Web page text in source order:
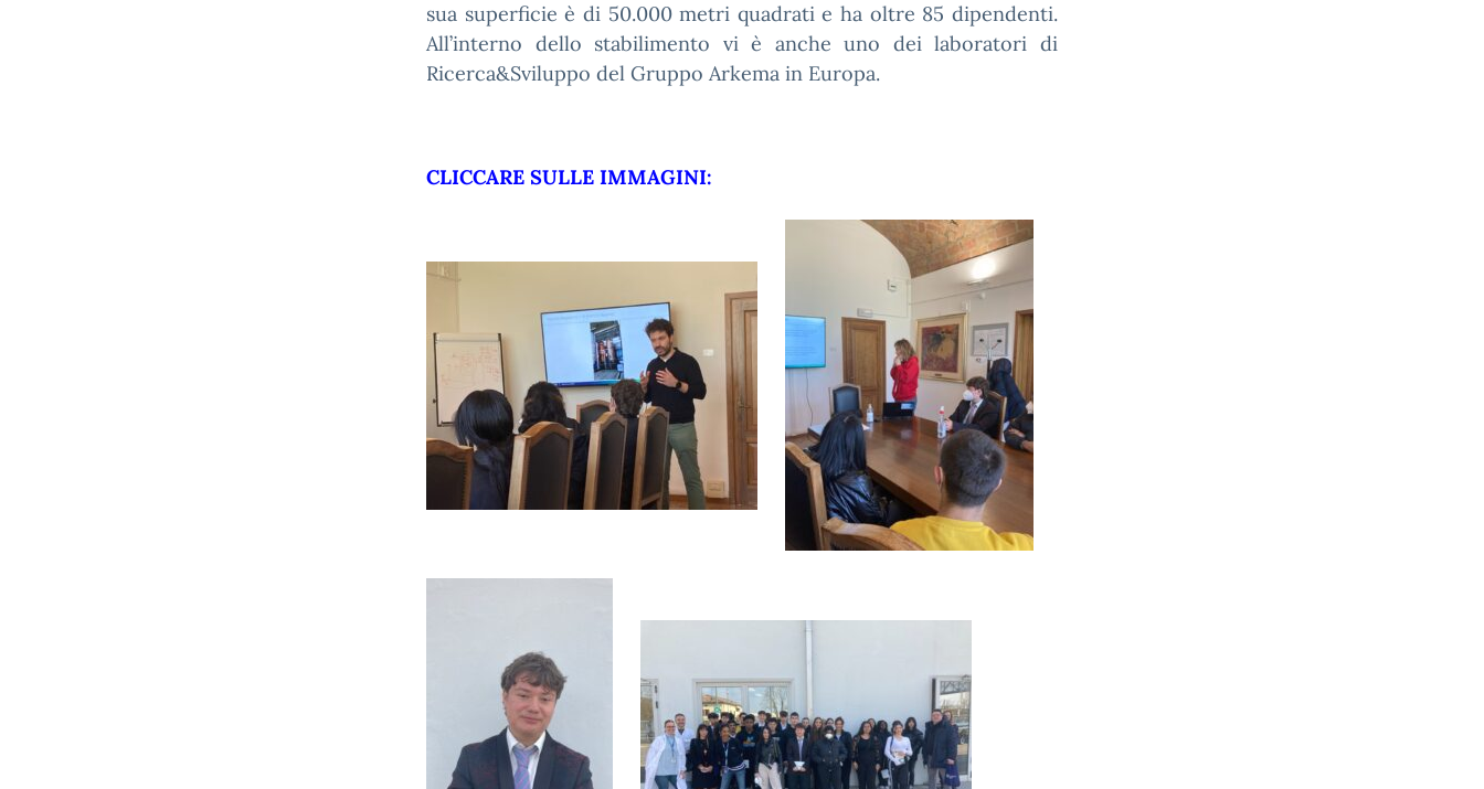
sua superficie è di 50.000 metri quadrati e ha oltre 85 dipendenti.
All’interno dello stabilimento vi è anche uno dei laboratori di
Ricerca&Sviluppo del Gruppo Arkema in Europa.
CLICCARE SULLE IMMAGINI: